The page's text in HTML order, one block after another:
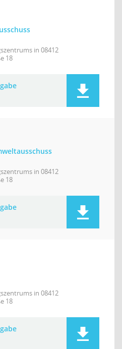
in 08412
18
in 08412
18
in 08412
18